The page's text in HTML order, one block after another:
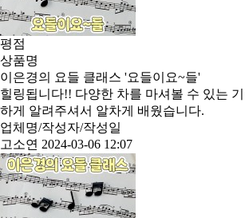
평점
상품명
이은경의 요들 클래스 '요들이요~들'
힐링됩니다!! 다양한 차를 마셔볼 수 있는
하게 알려주셔서 알차게 배웠습니다.
업체명/작성자/작성일
고소연 2024-03-06 12:07